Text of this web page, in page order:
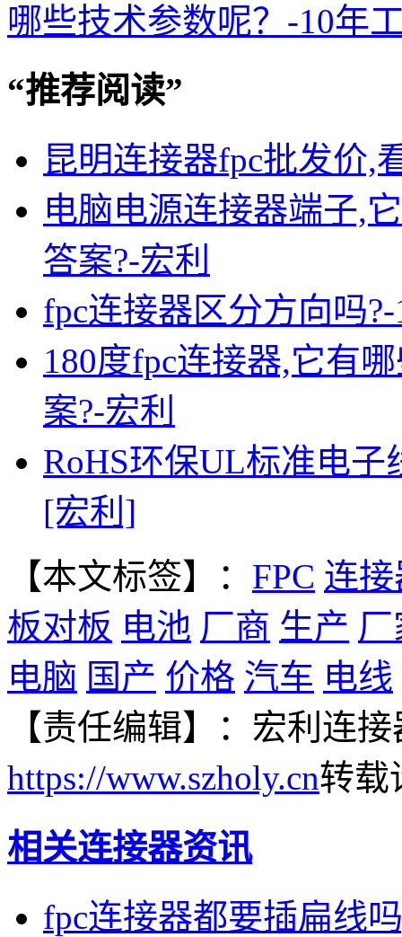
哪些技术参数呢？-10年
“推荐阅读”
昆明连接器fpc批发价,
电脑电源连接器端子,
答案?-宏利
fpc连接器区分方向吗
180度fpc连接器,它有
案?-宏利
RoHS环保UL标准电
[宏利]
【本文标签】： FPC 连接
板对板 电池 厂商 生产
电脑 国产 价格 汽车 电线
【责任编辑】： 宏利连接
https://www.szholy.cn转载
相关连接器资讯
fpc连接器都要插扁线